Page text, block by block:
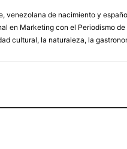
venezolana de nacimiento y
en Marketing con el Periodismo
cultural, la naturaleza, la